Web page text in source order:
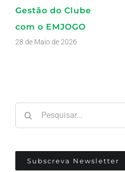
Gestão do Clube
com o EMJOGO
28 de Maio de 2026
Subscreva Newsletter